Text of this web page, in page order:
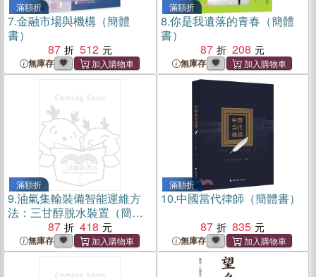
滿額折
7.金融市場與機構（簡體
書）
87
512
無庫存
滿額折
8.你是我遺落的青春（簡體
書）
87
208
無庫存
滿額折
9.油氣集輸裝備智能運維方
法：三甘醇脫水裝置（簡體
87 418
無庫存
滿額折
10.中國當代律師（簡體書）
87
835
無庫存